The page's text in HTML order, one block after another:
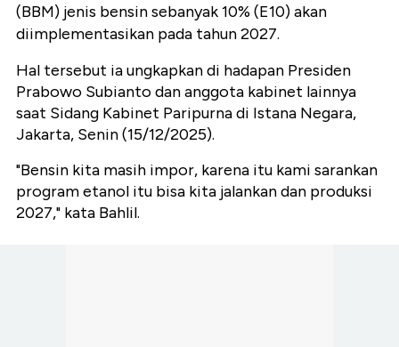
(BBM) jenis bensin sebanyak 10% (E10) akan
diimplementasikan pada tahun 2027.
Hal tersebut ia ungkapkan di hadapan Presiden
Prabowo Subianto dan anggota kabinet lainnya
saat Sidang Kabinet Paripurna di Istana Negara,
Jakarta, Senin (15/12/2025).
"Bensin kita masih impor, karena itu kami sarankan
program etanol itu bisa kita jalankan dan produksi
2027," kata Bahlil.